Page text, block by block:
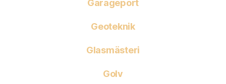
Garageport
Geoteknik
Glasmästeri
Golv